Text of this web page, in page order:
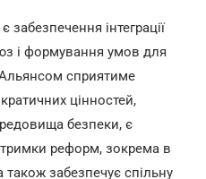
забезпечення інтеграції
і формування умов для
сприятиме
цінностей,
безпеки, є
реформ, зокрема в
забезпечує спільну